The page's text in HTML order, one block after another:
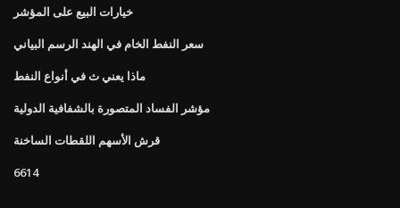
خيارات البيع على المؤشر
سعر النفط الخام في الهند الرسم البياني
ماذا يعني ث في أنواع النفط
مؤشر الفساد المتصورة بالشفافية الدولية
قرش الأسهم اللقطات الساخنة
6614